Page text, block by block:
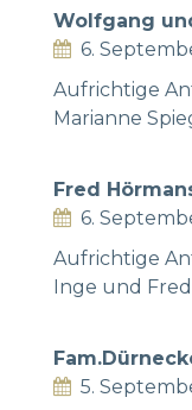
Wolfgang
6.
Aufrichtige
Marianne
Fred
6.
Aufrichtige
Inge und
5.